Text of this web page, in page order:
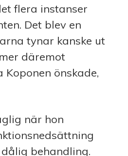
flera instanser
Det blev en
tynar kanske ut
däremot
önskade,
när hon
behandling.